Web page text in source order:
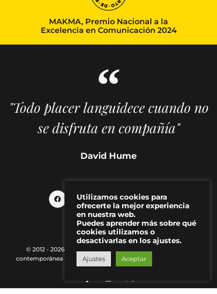
MAKMA, Premio Nacional a la
Excelencia en Comunicación 2024
"Todo placer languidece cuando no
se disfruta en compañía"
David Hume
© 2012 - 2026 MAKMA | Revista de artes visuales y cultura
contemporánea |
Política de Privacidad|Aviso Legal
Utilizamos cookies para
ofrecerte la mejor experiencia
en nuestra web.
Puedes aprender más sobre qué
cookies utilizamos o
desactivarlas en los ajustes.
Ajustes Aceptar